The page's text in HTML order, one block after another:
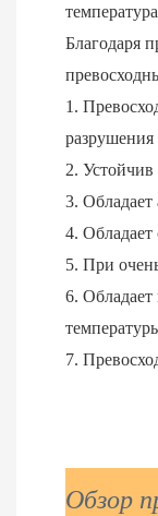
Благодаря
1.
разрушения
2.
3. Обладает
4.
5. При
6. Обладает
7.
Обзор